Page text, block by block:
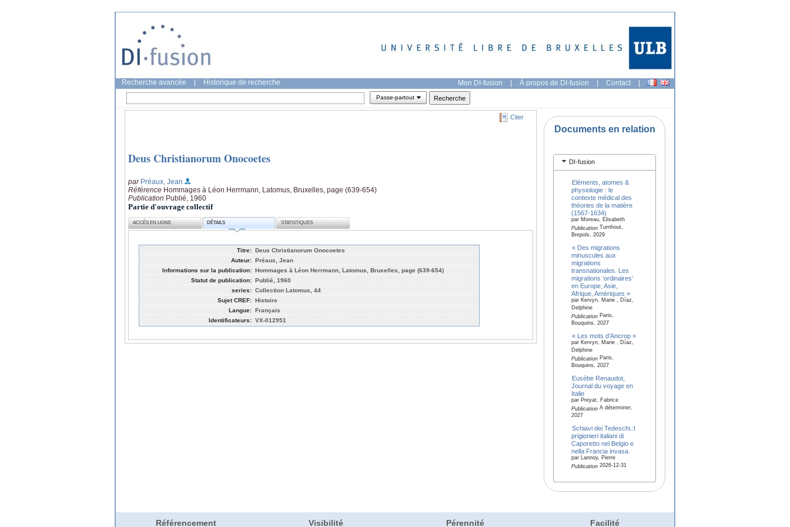
Recherche avancée Historique de recherche Mon DI-fusion | À propos de DI-fusion | Contact |
Passe-partout
Citer
Deus Christianorum Onocoetes
par Préaux, Jean
Référence Hommages à Léon Herrmann, Latomus, Bruxelles, page (639-654)
Publication Publié, 1960
Partie d'ouvrage collectif
ACCÈS EN LIGNE DÉTAILS STATISTIQUES
Titre: Deus Christianorum Onocoetes
Auteur: Préaux, Jean
Informations sur la publication: Hommages à Léon Herrmann, Latomus, Bruxelles, page (639-654)
Statut de publication: Publié, 1960
series: Collection Latomus, 44
Sujet CREF: Histoire
Langue: Français
Identificateurs: VX-012951
Documents en relation
DI-fusion
Eléments, atomes &
physiologie : le
contexte médical des
théories de la matière
(1567-1634)
par Moreau, Elisabeth
PublicationTurnhout,
Brepols, 2029
« Des migrations
minuscules aux
migrations
transnationales. Les
migrations ‘ordinaires’
en Europe, Asie,
Afrique, Amériques »
par Kervyn, Marie , Díaz,
Delphine
PublicationParis,
Bouquins, 2027
« Les mots d’Ancrop »
par Kervyn, Marie , Díaz,
Delphine
PublicationParis,
Bouquins, 2027
Eusèbe Renaudot,
Journal du voyage en
Italie
par Preyat, Fabrice
PublicationA déterminer,
2027
Schiavi dei Tedeschi.:I
prigionieri italiani di
Caporetto nel Belgio e
nella Francia invasa
par Lannoy, Pierre
Publication2026-12-31
Référencement Visibilité Pérennité Facilité